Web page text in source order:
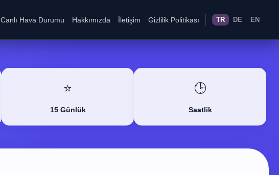
Canlı Hava Durumu Hakkımızda İletişim Gizlilik Politikası TR DE EN
⭐
15 Günlük
🕒
Saatlik